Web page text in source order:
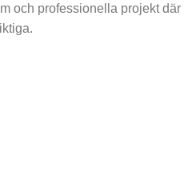
och professionella projekt där